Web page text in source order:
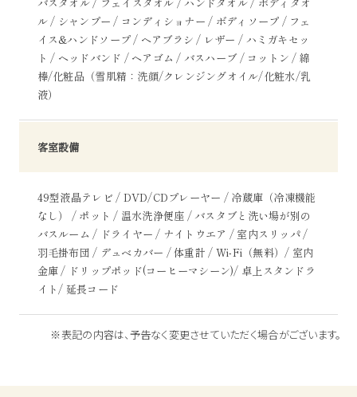
ル / シャンプー / コンディショナー / ボディソープ / フェ
イス&ハンドソープ / ヘアブラシ / レザー / ハミガキセッ
ト / ヘッドバンド / ヘアゴム / バスハーブ / コットン / 綿
棒/化粧品（雪肌精：洗顔/クレンジングオイル/化粧水/乳
液）
客室設備
49型液晶テレビ / DVD/CDプレーヤー / 冷蔵庫（冷凍機能
なし） / ポット / 温水洗浄便座 / バスタブと洗い場が別の
バスルーム / ドライヤー / ナイトウエア / 室内スリッパ /
羽毛掛布団 / デュベカバー / 体重計 / Wi-Fi（無料）/ 室内
金庫 / ドリップポッド(コーヒーマシーン)/ 卓上スタンドラ
イト/ 延長コード
※表記の内容は、予告なく変更させていただく場合がございます。